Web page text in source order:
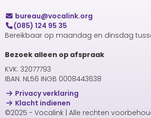
uaerub@vocalink.org
(085) 124 95 35
Bereikbaar op maandag en dinsdag
Bezoek alleen op afspraak
KVK: 32077793
IBAN: NL56 INGB 0008443638
Privacy verklaring
Klacht indienen
©2025 - Vocalink | Alle rechten